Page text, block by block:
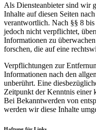
Als Diensteanbieter sind wir
Inhalte auf diesen Seiten
verantwortlich. Nach §§ 8
jedoch nicht verpflichtet,
Informationen zu
forschen, die auf eine
Verpflichtungen zur
Informationen nach den
unberührt. Eine
Zeitpunkt der Kenntnis einer
Bei Bekanntwerden von
werden wir diese Inhalte